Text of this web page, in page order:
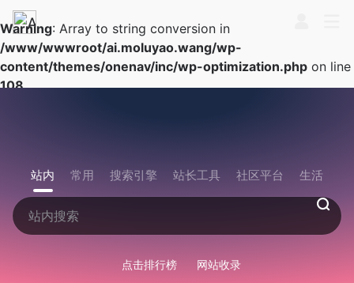
Warning: Array to string conversion in
/www/wwwroot/ai.moluyao.wang/wp-
content/themes/onenav/inc/wp-optimization.php on line
108
站内 常用 搜索引擎 站长工具 社区平台 生活
点击排行榜 网站收录